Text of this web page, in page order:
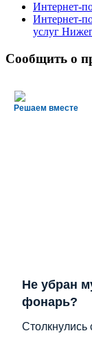
Интернет-
Интернет-
услуг
Сообщить о
Решаем вместе
Не убран
фонарь?